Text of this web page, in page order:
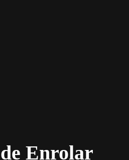
Enrolar